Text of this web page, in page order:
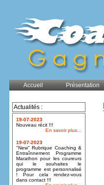
Accueil Présentation
Actualités :
19-07-2023
Nouveau récit !!!
En savoir plus...
19-07-2023
"New" Rubrique Coaching &
Entraînnement Programme
Marathon pour les coureurs
qui le souhaites le
programme est personnalisé
! Pour cela rendez-vous
dans contact !!!